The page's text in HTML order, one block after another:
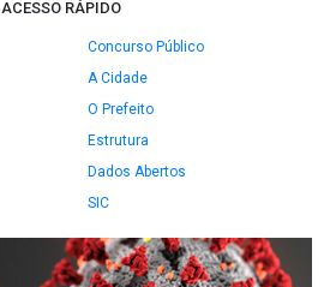
ACESSO RÁPIDO
Concurso Público
A Cidade
O Prefeito
Estrutura
Dados Abertos
SIC